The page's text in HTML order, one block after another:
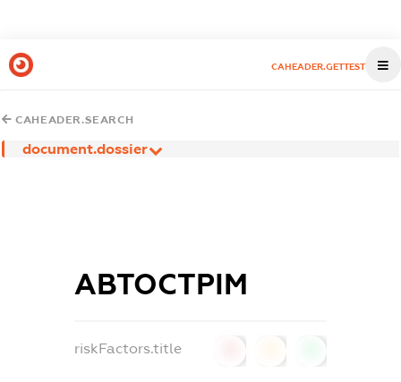
CAHEADER.GETTEST
CAHEADER.SEARCH
document.dossier
АВТОСТРІМ
riskFactors.title